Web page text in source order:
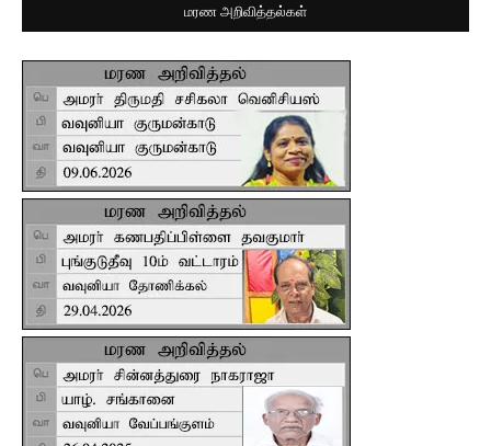
மரண அறிவித்தல்கள்